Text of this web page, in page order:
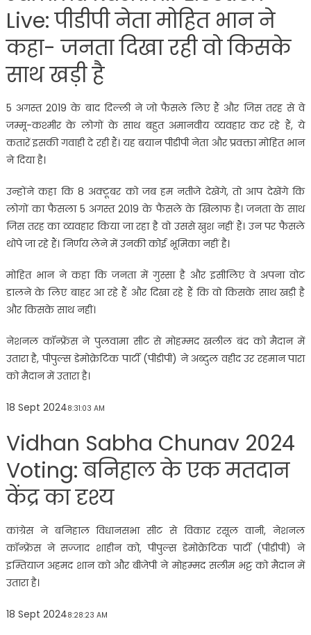
Live: पीडीपी नेता मोहित भान ने
कहा- जनता दिखा रही वो किसके
साथ खड़ी है
5 अगस्त 2019 के बाद दिल्ली ने जो फैसले लिए हैं और जिस तरह से वे
जम्मू-कश्मीर के लोगों के साथ बहुत अमानवीय व्यवहार कर रहे हैं, ये
कतारें इसकी गवाही दे रही हैं। यह बयान पीडीपी नेता और प्रवक्ता मोहित भान
ने दिया है।
उन्होंने कहा कि 8 अक्टूबर को जब हम नतीजे देखेंगे, तो आप देखेंगे कि
लोगों का फैसला 5 अगस्त 2019 के फैसले के खिलाफ है। जनता के साथ
जिस तरह का व्यवहार किया जा रहा है वो उससे खुश नहीं हैं। उन पर फैसले
थोपे जा रहे हैं। निर्णय लेने में उनकी कोई भूमिका नहीं है।
मोहित भान ने कहा कि जनता में गुस्सा है और इसीलिए वे अपना वोट
डालने के लिए बाहर आ रहे हैं और दिखा रहे हैं कि वो किसके साथ खड़ी है
और किसके साथ नहीं।
नेशनल कॉन्फ्रेंस ने पुलवामा सीट से मोहम्मद खलील बंद को मैदान में
उतारा है, पीपुल्स डेमोक्रेटिक पार्टी (पीडीपी) ने अब्दुल वहीद उर रहमान पारा
को मैदान में उतारा है।
18 Sept 20248:31:03 AM
Vidhan Sabha Chunav 2024
Voting: बनिहाल के एक मतदान
केंद्र का दृश्य
कांग्रेस ने बनिहाल विधानसभा सीट से विकार रसूल वानी, नेशनल
कॉन्फ्रेंस ने सज्जाद शाहीन को, पीपुल्स डेमोक्रेटिक पार्टी (पीडीपी) ने
इम्तियाज अहमद शान को और बीजेपी ने मोहम्मद सलीम भट्ट को मैदान में
उतारा है।
18 Sept 20248:28:23 AM